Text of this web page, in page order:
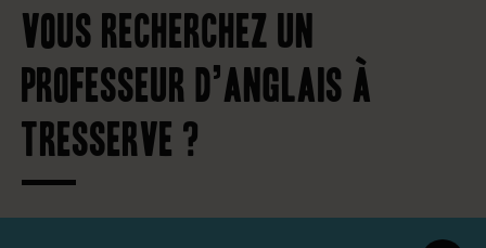
Vous recherchez un
professeur d’anglais à
Tresserve ?